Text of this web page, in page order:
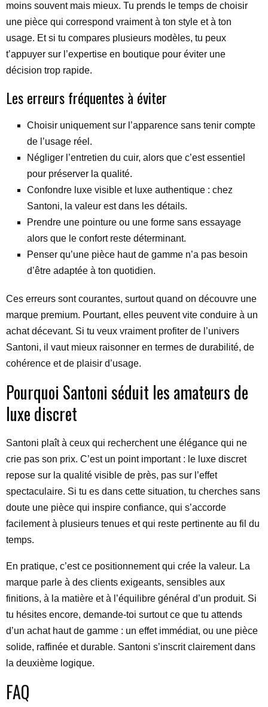
moins souvent mais mieux. Tu prends le temps de choisir
une pièce qui correspond vraiment à ton style et à ton
usage. Et si tu compares plusieurs modèles, tu peux
t’appuyer sur l’expertise en boutique pour éviter une
décision trop rapide.
Les erreurs fréquentes à éviter
Choisir uniquement sur l’apparence sans tenir compte
de l’usage réel.
Négliger l’entretien du cuir, alors que c’est essentiel
pour préserver la qualité.
Confondre luxe visible et luxe authentique : chez
Santoni, la valeur est dans les détails.
Prendre une pointure ou une forme sans essayage
alors que le confort reste déterminant.
Penser qu’une pièce haut de gamme n’a pas besoin
d’être adaptée à ton quotidien.
Ces erreurs sont courantes, surtout quand on découvre une
marque premium. Pourtant, elles peuvent vite conduire à un
achat décevant. Si tu veux vraiment profiter de l’univers
Santoni, il vaut mieux raisonner en termes de durabilité, de
cohérence et de plaisir d’usage.
Pourquoi Santoni séduit les amateurs de
luxe discret
Santoni plaît à ceux qui recherchent une élégance qui ne
crie pas son prix. C’est un point important : le luxe discret
repose sur la qualité visible de près, pas sur l’effet
spectaculaire. Si tu es dans cette situation, tu cherches sans
doute une pièce qui inspire confiance, qui s’accorde
facilement à plusieurs tenues et qui reste pertinente au fil du
temps.
En pratique, c’est ce positionnement qui crée la valeur. La
marque parle à des clients exigeants, sensibles aux
finitions, à la matière et à l’équilibre général d’un produit. Si
tu hésites encore, demande-toi surtout ce que tu attends
d’un achat haut de gamme : un effet immédiat, ou une pièce
solide, raffinée et durable. Santoni s’inscrit clairement dans
la deuxième logique.
FAQ